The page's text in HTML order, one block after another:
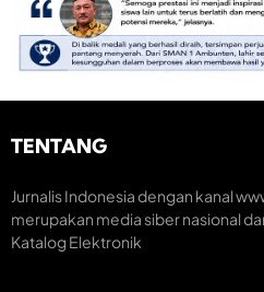
n
o
m
i
K
i
f
o
m
e
n
t
T
k
e
-
TENTANG
Jurnalis Indonesia dengan kanal
merupakan media siber nasional
Katalog Elektronik